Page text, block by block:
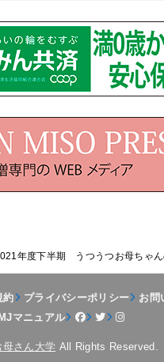
年度下半期 うつうつお母ちゃ
約 プライバシーポリシー
お問
MJマニュアル
母さん大学 All Rights Reserved.